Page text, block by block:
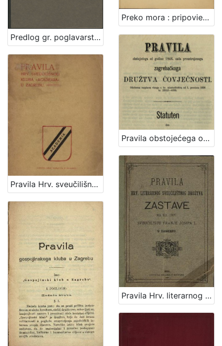
Preko mora : pripoviedka / napisao Evgenij Kumičić
Predlog gr. poglavarstva glede bolnice milosrdne braće : [U Zagrebu, 30. studenoga 1896] / [Mošinsky]
Pravila obstojećega od godine 1846. sada preustrojenoga zagrebačkoga Družtva čovječnosti : odobrena razpisom visoga c. kr. miestoderštva od 1. prosinca 1856, br. 22552-4168. = Statuten seit dem Jahre 1846 bestehenden, nun reorganisirten Agramer Humanitäts-Vereines : Genehmigt mit dem hohen k. k. Statthalterei-Erlasse vom 1. December 1856, Nr. 22552-4168.
Pravila Hrv. sveučilišnog kluba "Academia" u Zagrebu
Pravila Hrv. literarnog sveučilištnog družtva Zastave na Kr. hrv. sveučilištu Franje Josipa I u Zagrebu